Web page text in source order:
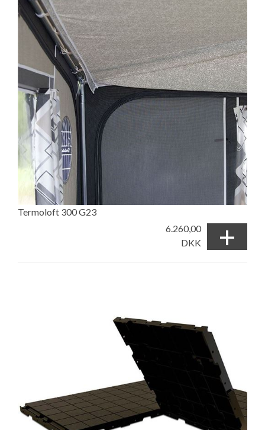
Termoloft 300 G23
6.260,00
DKK
+